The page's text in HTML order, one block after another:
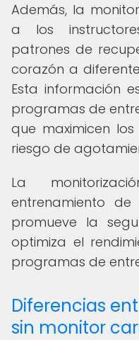
Además, la
a los
patrones de
corazón a
Esta información
programas de
que maximicen
riesgo de
La
entrenamiento
promueve la
optimiza el
programas de
Diferencias
sin monitor